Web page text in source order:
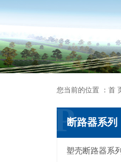
您当前的位置 ： 首
断路器系列
P
塑壳断路器系列